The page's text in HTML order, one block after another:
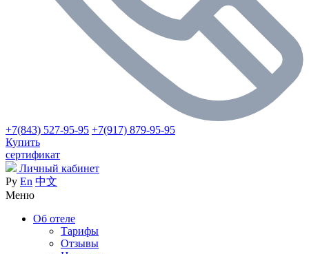
+7(843) 527-95-95 +7(917) 879-95-95
Купить
сертификат
Личный кабинет
Ру En 中文
Меню
Об отеле
Тарифы
Отзывы